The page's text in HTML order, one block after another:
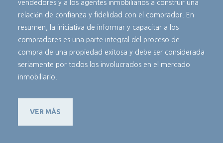
vendedores y a los agentes inmobiliarios a construir una
relación de confianza y fidelidad con el comprador. En
resumen, la iniciativa de informar y capacitar a los
compradores es una parte integral del proceso de
compra de una propiedad exitosa y debe ser considerada
seriamente por todos los involucrados en el mercado
inmobiliario.
VER MÁS